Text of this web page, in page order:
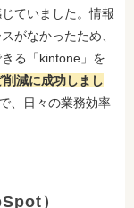
ていました。情報
がなかったため、
る「kintone」を
減に成功しまし
、日々の業務効率
）